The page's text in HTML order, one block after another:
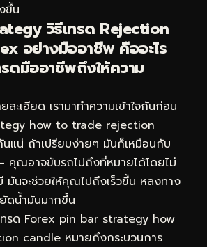
ขึ้น
วิธีเทรด Rejection
อย่างมืออาชีพ คืออะไร
ดมืออาชีพถึงให้ความ
ละเอียด เรามาทำความเข้าใจกันก่อน
how to trade rejection
นแน่ ถ้าเปรียบง่ายๆ มันก็เหมือนกับ
คุณอาจขับรถไปถึงที่หมายได้โดยไม่
มันจะช่วยให้คุณไปถึงเร็วขึ้น หลงทาง
ดน้ำมันมากขึ้น
ทรด Forex pin bar strategy how
candle หมายถึงกระบวนการ